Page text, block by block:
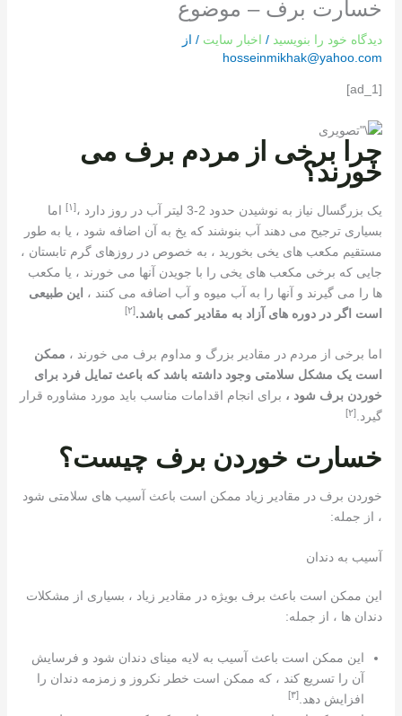
خسارت برف – موضوع
دیدگاه‌ خود را بنویسید / اخبار سایت / از
hosseinmikhak@yahoo.com
[ad_1]
چرا برخی از مردم برف می
خورند؟
یک بزرگسال نیاز به نوشیدن حدود 2-3 لیتر آب در روز دارد ، [١]
اما
بسیاری ترجیح می دهند آب بنوشند که یخ به آن اضافه شود ، یا به طور
مستقیم مکعب های یخی بخورید ، به خصوص در روزهای گرم تابستان ،
جایی که برخی مکعب های یخی را با جویدن آنها می خورند ، یا مکعب
ها را می گیرند و آنها را به آب میوه و آب اضافه می کنند ، این طبیعی
است اگر در دوره های آزاد به مقادیر کمی باشد.[٢]
اما برخی از مردم در مقادیر بزرگ و مداوم برف می خورند ، ممکن
است یک مشکل سلامتی وجود داشته باشد که باعث تمایل فرد برای
خوردن برف شود ، برای انجام اقدامات مناسب باید مورد مشاوره قرار
گیرد.[٢]
خسارت خوردن برف چیست؟
خوردن برف در مقادیر زیاد ممکن است باعث آسیب های سلامتی شود
، از جمله:
آسیب به دندان
این ممکن است باعث برف بویژه در مقادیر زیاد ، بسیاری از مشکلات
دندان ها ، از جمله:
این ممکن است باعث آسیب به لایه مینای دندان شود و فرسایش
آن را تسریع کند ، که ممکن است خطر نکروز و زمزمه دندان را
افزایش دهد. [٣]